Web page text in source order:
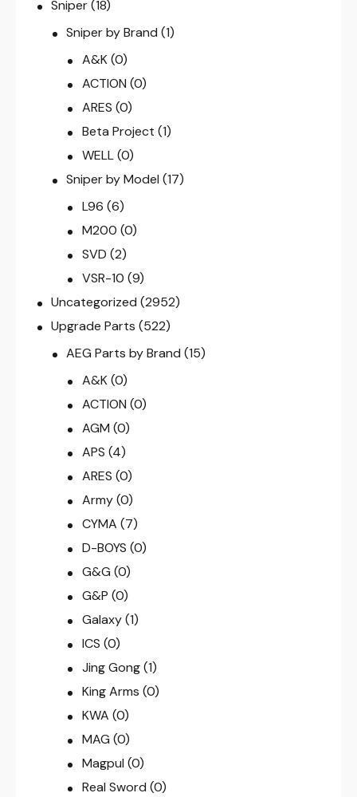
Sniper(18)
Sniper by Brand (1)
A&K (0)
ACTION (0)
ARES (0)
Beta Project (1)
WELL (0)
Sniper by Model (17)
L96 (6)
M200 (0)
SVD (2)
VSR-10 (9)
Uncategorized (2952)
Upgrade Parts (522)
AEG Parts by Brand (15)
A&K (0)
ACTION (0)
AGM (0)
APS (4)
ARES (0)
Army (0)
CYMA (7)
D-BOYS (0)
G&G (0)
G&P (0)
Galaxy (1)
ICS (0)
Jing Gong (1)
King Arms (0)
KWA (0)
MAG (0)
Magpul (0)
Real Sword (0)